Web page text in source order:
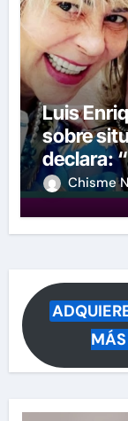
Luis
sobre
declara:
partir”
Chisme